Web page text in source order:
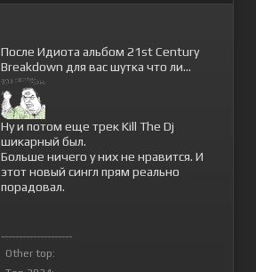
После Идиота альбом 21st Century
Breakdown для вас шутка что ли...
Ну и потом еще трек Kill The Dj
шикарный был.
Больше ничего у них не нравится. И
этот новый сингл прям реально
порадовал.
--------------------
Other top: